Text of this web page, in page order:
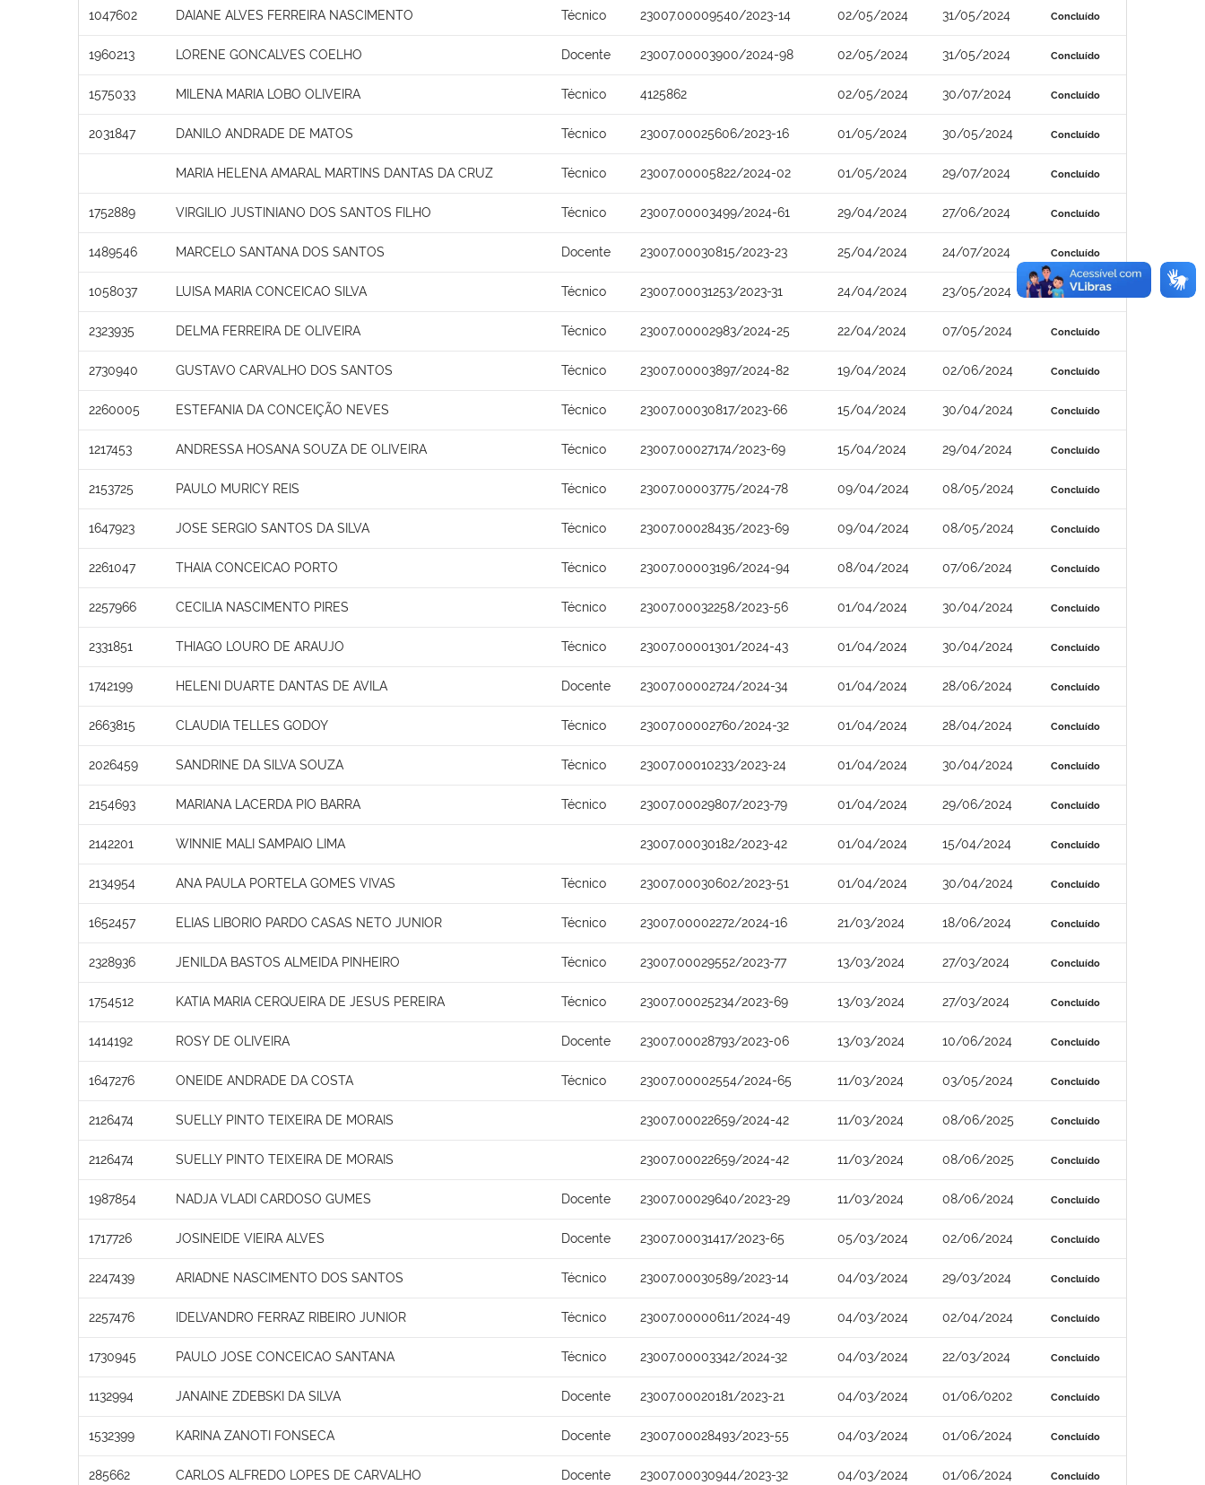
1047602 DAIANE ALVES FERREIRA NASCIMENTO Técnico 23007.00009540/2023-14 02/05/2024 31/05/2024 Concluído
1960213 LORENE GONCALVES COELHO Docente 23007.00003900/2024-98 02/05/2024 31/05/2024 Concluído
1575033 MILENA MARIA LOBO OLIVEIRA Técnico 4125862 02/05/2024 30/07/2024 Concluído
2031847 DANILO ANDRADE DE MATOS Técnico 23007.00025606/2023-16 01/05/2024 30/05/2024 Concluído
MARIA HELENA AMARAL MARTINS DANTAS DA CRUZ Técnico 23007.00005822/2024-02 01/05/2024 29/07/2024 Concluído
1752889 VIRGILIO JUSTINIANO DOS SANTOS FILHO Técnico 23007.00003499/2024-61 29/04/2024 27/06/2024 Concluído
1489546 MARCELO SANTANA DOS SANTOS Docente 23007.00030815/2023-23 25/04/2024 24/07/2024 Concluído
1058037 LUISA MARIA CONCEICAO SILVA Técnico 23007.00031253/2023-31 24/04/2024 23/05/2024 Concluído
2323935 DELMA FERREIRA DE OLIVEIRA Técnico 23007.00002983/2024-25 22/04/2024 07/05/2024 Concluído
2730940 GUSTAVO CARVALHO DOS SANTOS Técnico 23007.00003897/2024-82 19/04/2024 02/06/2024 Concluído
2260005 ESTEFANIA DA CONCEIÇÃO NEVES Técnico 23007.00030817/2023-66 15/04/2024 30/04/2024 Concluído
1217453 ANDRESSA HOSANA SOUZA DE OLIVEIRA Técnico 23007.00027174/2023-69 15/04/2024 29/04/2024 Concluído
2153725 PAULO MURICY REIS Técnico 23007.00003775/2024-78 09/04/2024 08/05/2024 Concluído
1647923 JOSE SERGIO SANTOS DA SILVA Técnico 23007.00028435/2023-69 09/04/2024 08/05/2024 Concluído
2261047 THAIA CONCEICAO PORTO Técnico 23007.00003196/2024-94 08/04/2024 07/06/2024 Concluído
2257966 CECILIA NASCIMENTO PIRES Técnico 23007.00032258/2023-56 01/04/2024 30/04/2024 Concluído
2331851 THIAGO LOURO DE ARAUJO Técnico 23007.00001301/2024-43 01/04/2024 30/04/2024 Concluído
1742199 HELENI DUARTE DANTAS DE AVILA Docente 23007.00002724/2024-34 01/04/2024 28/06/2024 Concluído
2663815 CLAUDIA TELLES GODOY Técnico 23007.00002760/2024-32 01/04/2024 28/04/2024 Concluído
2026459 SANDRINE DA SILVA SOUZA Técnico 23007.00010233/2023-24 01/04/2024 30/04/2024 Concluído
2154693 MARIANA LACERDA PIO BARRA Técnico 23007.00029807/2023-79 01/04/2024 29/06/2024 Concluído
2142201 WINNIE MALI SAMPAIO LIMA 23007.00030182/2023-42 01/04/2024 15/04/2024 Concluído
2134954 ANA PAULA PORTELA GOMES VIVAS Técnico 23007.00030602/2023-51 01/04/2024 30/04/2024 Concluído
1652457 ELIAS LIBORIO PARDO CASAS NETO JUNIOR Técnico 23007.00002272/2024-16 21/03/2024 18/06/2024 Concluído
2328936 JENILDA BASTOS ALMEIDA PINHEIRO Técnico 23007.00029552/2023-77 13/03/2024 27/03/2024 Concluído
1754512 KATIA MARIA CERQUEIRA DE JESUS PEREIRA Técnico 23007.00025234/2023-69 13/03/2024 27/03/2024 Concluído
1414192 ROSY DE OLIVEIRA Docente 23007.00028793/2023-06 13/03/2024 10/06/2024 Concluído
1647276 ONEIDE ANDRADE DA COSTA Técnico 23007.00002554/2024-65 11/03/2024 03/05/2024 Concluído
2126474 SUELLY PINTO TEIXEIRA DE MORAIS 23007.00022659/2024-42 11/03/2024 08/06/2025 Concluído
2126474 SUELLY PINTO TEIXEIRA DE MORAIS 23007.00022659/2024-42 11/03/2024 08/06/2025 Concluído
1987854 NADJA VLADI CARDOSO GUMES Docente 23007.00029640/2023-29 11/03/2024 08/06/2024 Concluído
1717726 JOSINEIDE VIEIRA ALVES Docente 23007.00031417/2023-65 05/03/2024 02/06/2024 Concluído
2247439 ARIADNE NASCIMENTO DOS SANTOS Técnico 23007.00030589/2023-14 04/03/2024 29/03/2024 Concluído
2257476 IDELVANDRO FERRAZ RIBEIRO JUNIOR Técnico 23007.00000611/2024-49 04/03/2024 02/04/2024 Concluído
1730945 PAULO JOSE CONCEICAO SANTANA Técnico 23007.00003342/2024-32 04/03/2024 22/03/2024 Concluído
1132994 JANAINE ZDEBSKI DA SILVA Docente 23007.00020181/2023-21 04/03/2024 01/06/0202 Concluído
1532399 KARINA ZANOTI FONSECA Docente 23007.00028493/2023-55 04/03/2024 01/06/2024 Concluído
285662 CARLOS ALFREDO LOPES DE CARVALHO Docente 23007.00030944/2023-32 04/03/2024 01/06/2024 Concluído